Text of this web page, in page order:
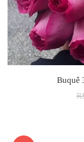
Buquê